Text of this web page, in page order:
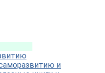
и